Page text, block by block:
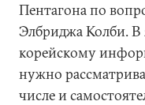
Пентагона по
Элбриджа Колби. В
корейскому
нужно
числе и